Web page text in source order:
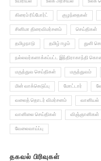
கிரைம் ரிப்போர்ட் குழந்தைகள்
சினிமா திரைவிமர்சனம் செய்திகள்
தமிழநாடு தமிழ் ஈழம் துளி
நல்லவர்களாக்கப்பட்ட இந்திராகாந்தி
மருத்துவ செய்திகள் மருத்துவம்
மின் வாக்கெடுப்பு மோட்டார்
வலைத் தொடர் விமர்சனம் வானியல்
வானிலை செய்திகள் விஞ்ஞானிகள்
வேலைவாய்ப்பு